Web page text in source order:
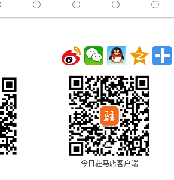
今日驻马店客户端